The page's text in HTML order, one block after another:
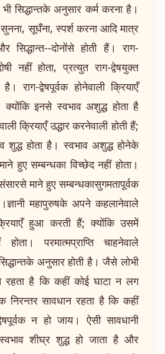
सिद्धान्तके अनुसार कर्म करना है।
सूघँना, स्पर्श करना आदि मात्र
सिद्धान्त--दोनोंसे होती हैं। राग-
नहीं होता, प्रत्युत राग-द्वेषयुक्त
राग-द्वेषपूर्वक होनेवाली क्रियाएँ
क्योंकि इनसे स्वभाव अशुद्ध होता है
क्रियाएँ उद्धार करनेवाली होती हैं;
शुद्ध होता है। स्वभाव अशुद्ध होनेके
हुए सम्बन्धका विच्छेद नहीं होता।
माने हुए सम्बन्धकासुगमतापूर्वक
महापुरुषके अपने कहलानेवाले
क्रियाएँ हुआ करती हैं; क्योंकि उसमें
होता। परमात्मप्राप्ति चाहनेवाले
अनुसार होती है। जैसे लोभी
रहता है कि कहीं कोई घाटा न लग
निरन्तर सावधान रहता है कि कहीं
न हो जाय। ऐसी सावधानी
शीघ्र शुद्ध हो जाता है और